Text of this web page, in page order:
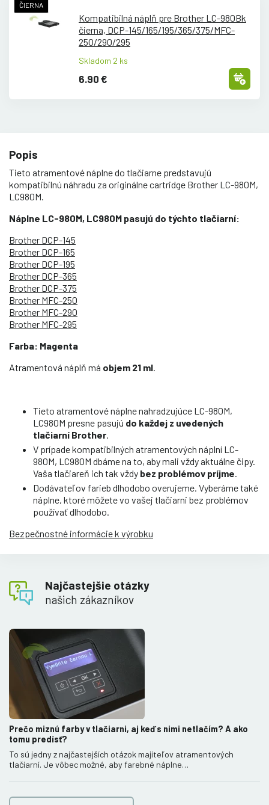
ČIERNA
Kompatibilná náplň pre Brother LC-980Bk
čierna, DCP-145/165/195/365/375/MFC-
250/290/295
Skladom 2 ks
6.90 €
Popis
Tieto atramentové náplne do tlačiarne predstavujú
kompatibilnú náhradu za originálne cartridge Brother LC-980M,
LC980M.
Náplne LC-980M, LC980M pasujú do týchto tlačiarní:
Brother DCP-145
Brother DCP-165
Brother DCP-195
Brother DCP-365
Brother DCP-375
Brother MFC-250
Brother MFC-290
Brother MFC-295
Farba: Magenta
Atramentová náplň má objem 21 ml.
Tieto atramentové náplne nahradzujúce LC-980M,
LC980M presne pasujú do každej z uvedených
tlačiarní Brother.
V prípade kompatibilných atramentových náplní LC-
980M, LC980M dbáme na to, aby mali vždy aktuálne čipy.
Vaša tlačiareň ich tak vždy bez problémov príjme.
Dodávateľov farieb dlhodobo overujeme. Vyberáme také
náplne, ktoré môžete vo vašej tlačiarni bez problémov
používať dlhodobo.
Bezpečnostné informácie k výrobku
Najčastejšie otázky
našich zákazníkov
Prečo miznú farby v tlačiarni, aj keď s nimi netlačím? A ako
tomu predísť?
To sú jedny z najčastejších otázok majiteľov atramentových
tlačiarní. Je vôbec možné, aby farebné náplne…